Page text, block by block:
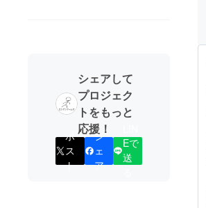
シェアして
プロジェク
トをもっと
応援！
ポ
ス
ト
シ
ェ
ア
Eで
送